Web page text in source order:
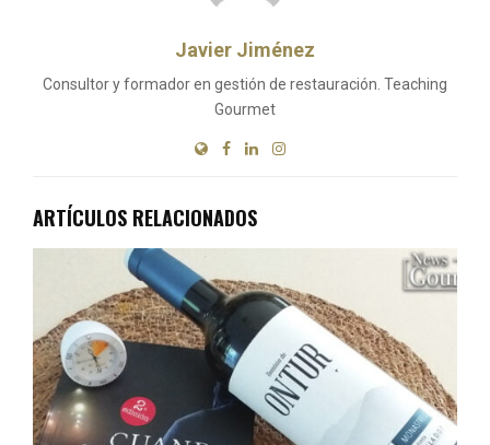
Javier Jiménez
Consultor y formador en gestión de restauración. Teaching
Gourmet
ARTÍCULOS RELACIONADOS